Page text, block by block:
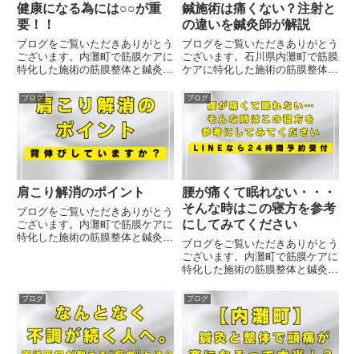
健康になる為には○○が重
要！！
ブログをご覧いただきありがとう
ございます。内灘町で筋膜ケアに
特化した施術の筋膜整体と鍼灸を
皆さん「呼吸」について意識した
ことはありますか？普段何気なく
していることですが、この呼吸1
つで健康状態に大きな差が生じ
る...
鍼施術は痛くない？注射と
の違いを鍼灸師が解説
ブログをご覧いただきありがとう
ございます。石川県内灘町で筋膜
ケアに特化した施術の筋膜整体と
です。「鍼は痛そう…」多くの人
が抱いている不安ですが、結論は
“ほとんど痛くない” です。その理
由は鍼の構造そのものにあ...
ブログ
肩こり解消のポイント
ブログをご覧いただきありがとう
ございます。内灘町で筋膜ケアに
特化した施術の筋膜整体と鍼灸を
作が肩こりに対して非常に大切な
動作になると考えています。き
ブログ
腰が痛くて眠れない・・・
そんな時はこの寝方を参考
にしてみてください
ブログをご覧いただきありがとう
ございます。内灘町で筋膜ケアに
特化した施術の筋膜整体と鍼灸を
腰が痛くて眠れない・・・そんな
経験はありませんか？そんな時は
是非コチラの寝方を参考にしてみ
てください。横向きになり抱き
枕...
ブログ ブログ